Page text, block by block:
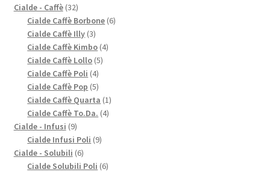
prodotti
Cialde - Caffè 3232
prodotti
Cialde Caffè Borbone 66
Cialde Caffè Illy 33
prodotti
Cialde Caffè Kimbo 44
Cialde Caffè Lollo 55
Cialde Caffè Poli 44
prodotti
Cialde Caffè Pop 55
prodotti
Cialde Caffè Quarta 11
Cialde Caffè To.Da. 44
Cialde - Infusi 99
prodotti
Cialde Infusi Poli 99
Cialde - Solubili 66
prodotti
Cialde Solubili Poli 66